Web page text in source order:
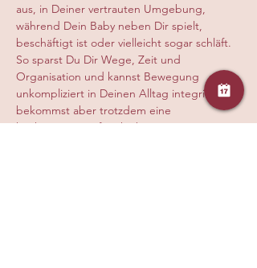
aus, in Deiner vertrauten Umgebung,
während Dein Baby neben Dir spielt,
beschäftigt ist oder vielleicht sogar schläft.
So sparst Du Dir Wege, Zeit und
Organisation und kannst Bewegung
unkompliziert in Deinen Alltag integrieren,
bekommst aber trotzdem eine
hochwertige, auf Dich abgestimmte Live